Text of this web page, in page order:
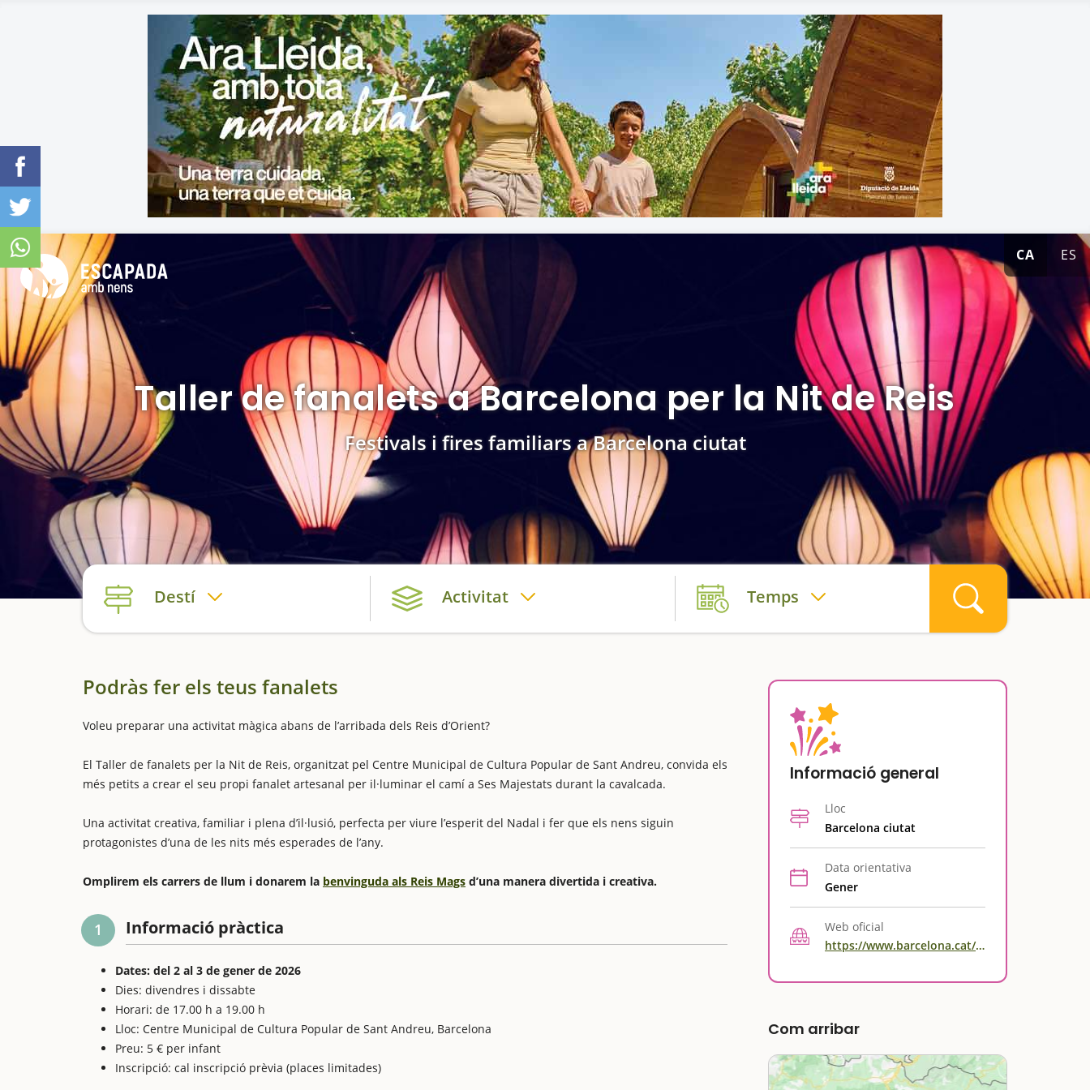
CA ES
Taller de fanalets a Barcelona per la Nit de Reis
Festivals i fires familiars a Barcelona ciutat
Destí Activitat Temps
Podràs fer els teus fanalets
Voleu preparar una activitat màgica abans de l’arribada dels Reis d’Orient?
El Taller de fanalets per la Nit de Reis, organitzat pel Centre Municipal de Cultura Popular de Sant Andreu, convida els
més petits a crear el seu propi fanalet artesanal per il·luminar el camí a Ses Majestats durant la cavalcada.
Una activitat creativa, familiar i plena d’il·lusió, perfecta per viure l’esperit del Nadal i fer que els nens siguin
protagonistes d’una de les nits més esperades de l’any.
Omplirem els carrers de llum i donarem la benvinguda als Reis Mags d’una manera divertida i creativa.
1 Informació pràctica
Dates: del 2 al 3 de gener de 2026
Dies: divendres i dissabte
Horari: de 17.00 h a 19.00 h
Lloc: Centre Municipal de Cultura Popular de Sant Andreu, Barcelona
Preu: 5 € per infant
Inscripció: cal inscripció prèvia (places limitades)
Informació general
Lloc
Barcelona ciutat
Data orientativa
Gener
Web oficial
https://www.barcelona.cat/nadal/ca/activitats/detall/taller-fanalets-per-la-nit-de-reis_99400717874.html
Com arribar